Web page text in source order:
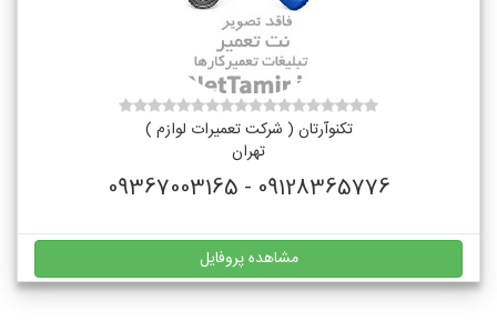
تکنوآرتان ( شرکت تعمیرات لوازم )
تهران
09128365776 - 09367003165
مشاهده پروفایل